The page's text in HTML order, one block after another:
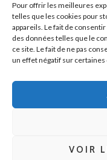
Pour offrir les meilleures
telles que les cookies pour
appareils. Le fait de
des données telles que le
ce site. Le fait de ne pas
un effet négatif sur
VOIR
Les